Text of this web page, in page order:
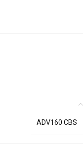
ADV160 CBS